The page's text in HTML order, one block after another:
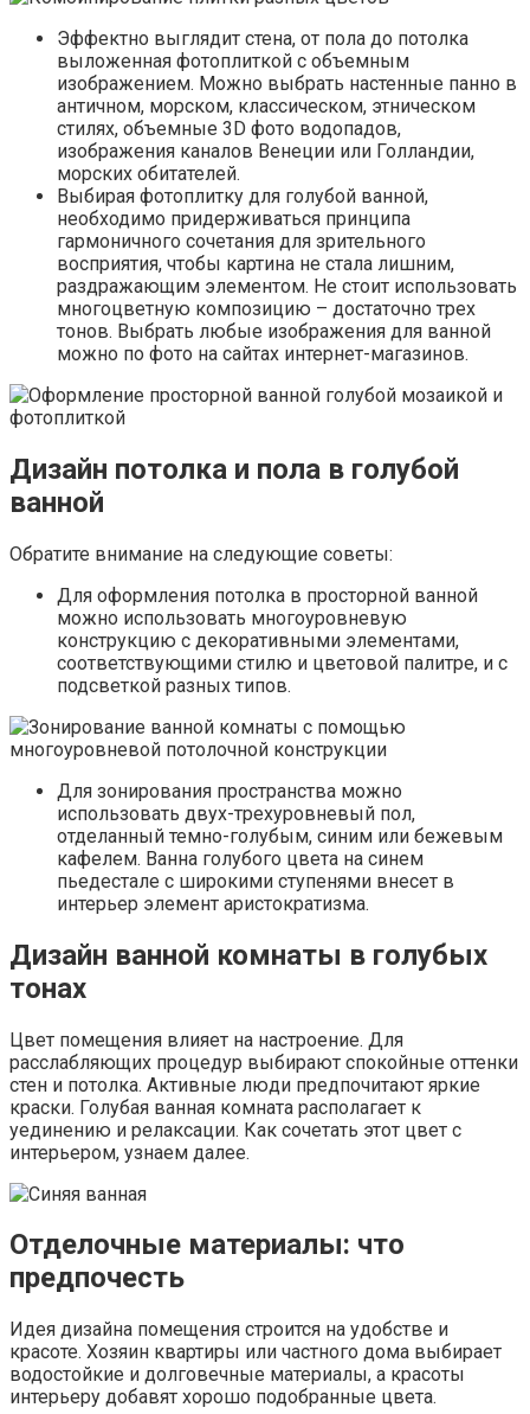
Эффектно выглядит стена, от пола до потолка
выложенная фотоплиткой с объемным
изображением. Можно выбрать настенные панно в
античном, морском, классическом, этническом
стилях, объемные 3D фото водопадов,
изображения каналов Венеции или Голландии,
морских обитателей.
Выбирая фотоплитку для голубой ванной,
необходимо придерживаться принципа
гармоничного сочетания для зрительного
восприятия, чтобы картина не стала лишним,
раздражающим элементом. Не стоит использовать
многоцветную композицию – достаточно трех
тонов. Выбрать любые изображения для ванной
можно по фото на сайтах интернет-магазинов.
Дизайн потолка и пола в голубой
ванной
Обратите внимание на следующие советы:
Для оформления потолка в просторной ванной
можно использовать многоуровневую
конструкцию с декоративными элементами,
соответствующими стилю и цветовой палитре, и с
подсветкой разных типов.
Для зонирования пространства можно
использовать двух-трехуровневый пол,
отделанный темно-голубым, синим или бежевым
кафелем. Ванна голубого цвета на синем
пьедестале с широкими ступенями внесет в
интерьер элемент аристократизма.
Дизайн ванной комнаты в голубых
тонах
Цвет помещения влияет на настроение. Для
расслабляющих процедур выбирают спокойные оттенки
стен и потолка. Активные люди предпочитают яркие
краски. Голубая ванная комната располагает к
уединению и релаксации. Как сочетать этот цвет с
интерьером, узнаем далее.
Отделочные материалы: что
предпочесть
Идея дизайна помещения строится на удобстве и
красоте. Хозяин квартиры или частного дома выбирает
водостойкие и долговечные материалы, а красоты
интерьеру добавят хорошо подобранные цвета.